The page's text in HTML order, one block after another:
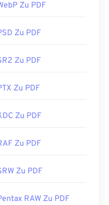
ist völlig in
vielen Funktionen ist,
Chrome und Firefox,
on oder eine
Wenn Sie etwas mehr
Zu PDF
Zu PDF
Zu PDF
Zu PDF
Zu PDF
Zu PDF
Zu PDF
RAW Zu PDF